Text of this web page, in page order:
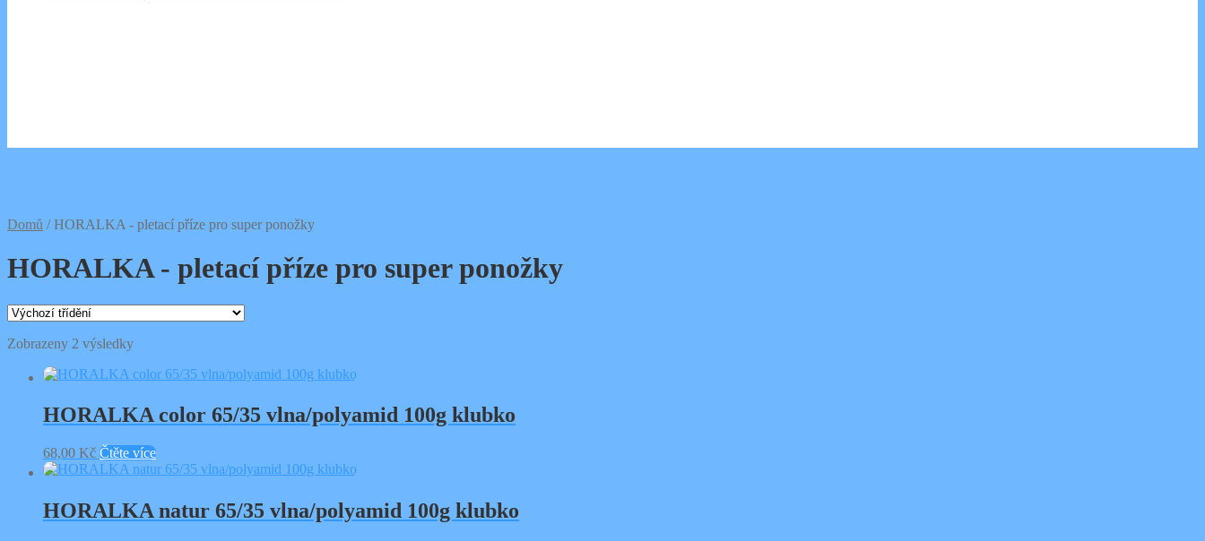
Domů /HORALKA - pletací příze pro super ponožky
HORALKA - pletací příze pro super ponožky
Zobrazeny 2 výsledky
HORALKA color 65/35 vlna/polyamid 100g klubko
68,00 Kč Čtěte více
HORALKA natur 65/35 vlna/polyamid 100g klubko